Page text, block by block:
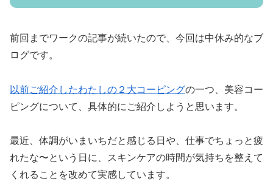
前回までワークの記事が続いたので、今回は中休み的なブ
ログです。
以前ご紹介したわたしの２大コーピングの一つ、美容コー
ピングについて、具体的にご紹介しようと思います。
最近、体調がいまいちだと感じる日や、仕事でちょっと疲
れたな〜という日に、スキンケアの時間が気持ちを整えて
くれることを改めて実感しています。